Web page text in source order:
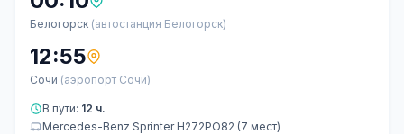
Белогорск (автостанция Белогорск)
12:55
Сочи (аэропорт Сочи)
В пути: 12 ч.
Mercedes-Benz Sprinter Н272РО82 (7 мест)